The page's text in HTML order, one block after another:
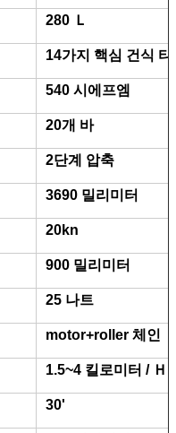
280 Ｌ
14가지 핵심 건식 타
540 시에프엠
20개 바
2단계 압축
3690 밀리미터
20kn
900 밀리미터
25 나트
motor+roller 체인
1.5~4 킬로미터 / Ｈ
30'